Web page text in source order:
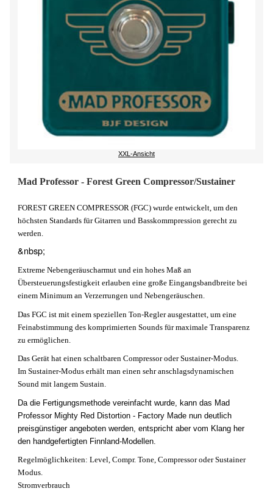
XXL-Ansicht
Mad Professor - Forest Green Compressor/Sustainer
FOREST GREEN COMPRESSOR (FGC) wurde entwickelt, um den
höchsten Standards für Gitarren und Basskommpression gerecht zu
werden.
&nbsp;
Extreme Nebengeräuscharmut und ein hohes Maß an
Übersteuerungsfestigkeit erlauben eine große Eingangsbandbreite bei
einem Minimum an Verzerrungen und Nebengeräuschen.
Das FGC ist mit einem speziellen Ton-Regler ausgestattet, um eine
Feinabstimmung des komprimierten Sounds für maximale Transparenz
zu ermöglichen.
Das Gerät hat einen schaltbaren Compressor oder Sustainer-Modus.
Im Sustainer-Modus erhält man einen sehr anschlagsdynamischen
Sound mit langem Sustain.
Da die Fertigungsmethode vereinfacht wurde, kann das Mad
Professor Mighty Red Distortion - Factory Made nun deutlich
preisgünstiger angeboten werden, entspricht aber vom Klang her
den handgefertigten Finnland-Modellen.
Regelmöglichkeiten: Level, Compr. Tone, Compressor oder Sustainer
Modus.
Stromverbrauch